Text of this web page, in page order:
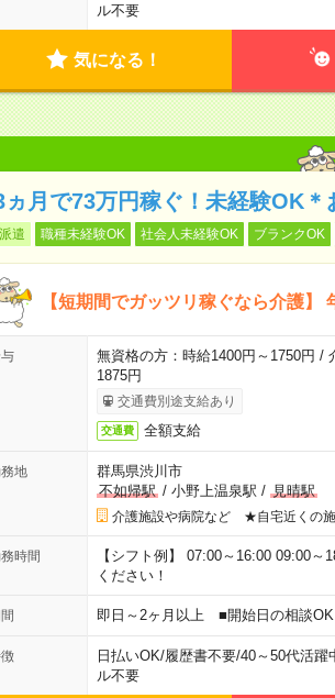
ル不要
気になる！
ヵ月で73万円稼ぐ！未経験OK
派遣 職種未経験OK 社会人未経験OK ブランクOK
【短期間でガッツリ稼ぐなら介護
無資格の方：時給1400円～1750円 /
1875円
交通費別途支給あり
交通費 全額支給
地
群馬県渋川市
不如帰駅/ 小野上温泉駅 / 見晴駅
介護施設や病院など ★自宅近くの
時間
【シフト例】 07:00～16:00 09:00
ください！
即日～2ヶ月以上 ■開始日の相談OK
日払いOK/履歴書不要/40～50代活躍
ル不要